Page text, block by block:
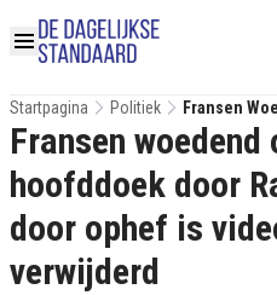
Startpagina Politiek
Fransen
Hoofddoek
Is Video
Fransen
hoofddoek door
door ophef is
verwijderd